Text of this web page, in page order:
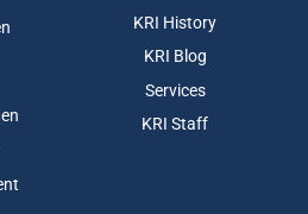
KRI History
KRI Blog
Services
KRI Staff